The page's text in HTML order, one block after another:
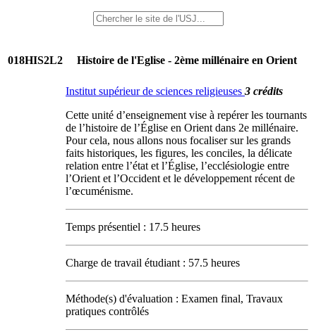
018HIS2L2 Histoire de l'Eglise - 2ème millénaire en Orient
Institut supérieur de sciences religieuses 3 crédits
Cette unité d’enseignement vise à repérer les tournants
de l’histoire de l’Église en Orient dans 2e millénaire.
Pour cela, nous allons nous focaliser sur les grands
faits historiques, les figures, les conciles, la délicate
relation entre l’état et l’Église, l’ecclésiologie entre
l’Orient et l’Occident et le développement récent de
l’œcuménisme.
Temps présentiel : 17.5 heures
Charge de travail étudiant : 57.5 heures
Méthode(s) d'évaluation : Examen final, Travaux
pratiques contrôlés